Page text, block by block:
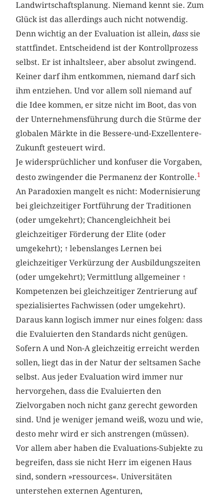
Landwirtschaftsplanung. Niemand kennt sie. Zum
Glück ist das allerdings auch nicht notwendig.
Denn wichtig an der Evaluation ist allein,dass sie
stattfindet. Entscheidend ist der Kontrollprozess
selbst. Er ist inhaltsleer, aber absolut zwingend.
Keiner darf ihm entkommen, niemand darf sich
ihm entziehen. Und vor allem soll niemand auf
die Idee kommen, er sitze nicht im Boot, das von
der Unternehmensführung durch die Stürme der
globalen Märkte in die Bessere-und-Exzellentere-
Zukunft gesteuert wird.
Je widersprüchlicher und konfuser die Vorgaben,
desto zwingender die Permanenz der Kontrolle.1
An Paradoxien mangelt es nicht: Modernisierung
bei gleichzeitiger Fortführung der Traditionen
(oder umgekehrt); Chancengleichheit bei
gleichzeitiger Förderung der Elite (oder
umgekehrt); ↑lebenslanges Lernen bei
gleichzeitiger Verkürzung der Ausbildungszeiten
(oder umgekehrt); Vermittlung allgemeiner ↑
Kompetenzen bei gleichzeitiger Zentrierung auf
spezialisiertes Fachwissen (oder umgekehrt).
Daraus kann logisch immer nur eines folgen: dass
die Evaluierten den Standards nicht genügen.
Sofern A und Non-A gleichzeitig erreicht werden
sollen, liegt das in der Natur der seltsamen Sache
selbst. Aus jeder Evaluation wird immer nur
hervorgehen, dass die Evaluierten den
Zielvorgaben noch nicht ganz gerecht geworden
sind. Und je weniger jemand weiß, wozu und wie,
desto mehr wird er sich anstrengen (müssen).
Vor allem aber haben die Evaluations-Subjekte zu
begreifen, dass sie nicht Herr im eigenen Haus
sind, sondern »ressources«. Universitäten
unterstehen externen Agenturen,